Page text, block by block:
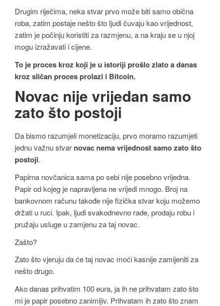
Drugim riječima, neka stvar prvo može biti samo obična
roba, zatim postaje nešto što ljudi čuvaju kao vrijednost,
zatim je počinju koristiti za razmjenu, a na kraju se u njoj
mogu izražavati i cijene.
To je proces kroz koji je u istoriji prošlo zlato a danas
kroz sličan proces prolazi i Bitcoin.
Novac nije vrijedan samo
zato što postoji
Da bismo razumjeli monetizaciju, prvo moramo razumjeti
jednu važnu stvar novac nema vrijednost samo zato što
postoji.
Papirna novčanica sama po sebi nije posebno vrijedna.
Papir od kojeg je napravljena ne vrijedi mnogo. Broj na
bankovnom računu takođe nije fizička stvar koju možemo
držati u ruci. Ipak, ljudi svakodnevno rade, prodaju robu i
pružaju usluge u zamjenu za taj novac.
Zašto?
Zato što vjeruju da će taj novac moći kasnije zamijeniti za
nešto drugo.
Ako danas prihvatim 100 eura, ja ih ne prihvatam zato što
mi je papir posebno zanimljiv. Prihvatam ih zato što znam